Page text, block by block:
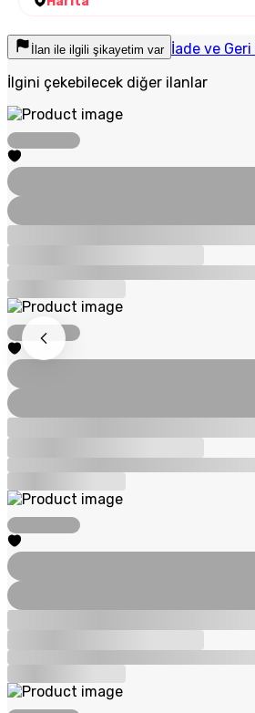
İlan ile ilgili şikayetim var İade ve Geri
İlgini çekebilecek diğer ilanlar